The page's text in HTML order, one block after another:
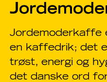
Jordemoderkaffe
en kaffedrik; det
trøst, energi og
det danske ord